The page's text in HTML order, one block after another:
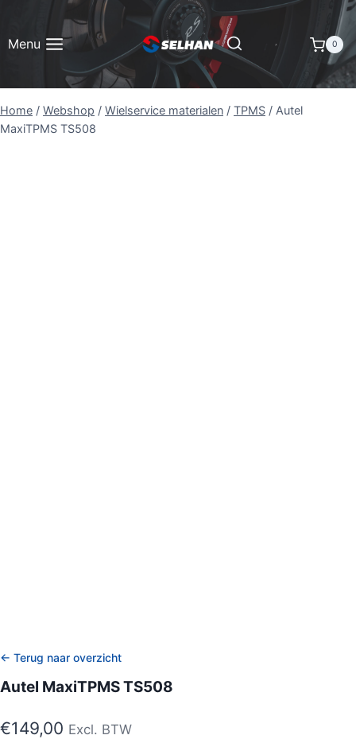
inhoud
Menu 0
Home / Webshop / Wielservice materialen / TPMS / Autel
MaxiTPMS TS508
← Terug naar overzicht
Autel MaxiTPMS TS508
€149,00 Excl. BTW